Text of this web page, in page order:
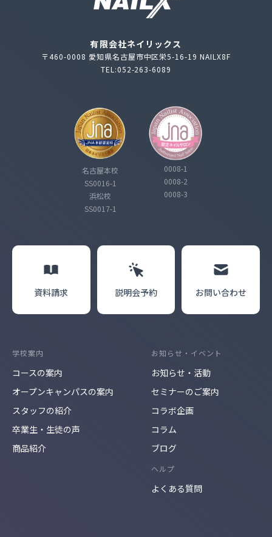
有限会社ネイリックス
〒460-0008 愛知県名古屋市中区栄5-16-19 NAILX8F
TEL:052-263-6089
名古屋本校
SS0016-1
浜松校
SS0017-1
0008-1
0008-2
0008-3
資料請求 説明会予約 お問い合わせ
学校案内
コースの案内
オープンキャンパスの案内
スタッフの紹介
卒業生・生徒の声
商品紹介
お知らせ・イベント
お知らせ・活動
セミナーのご案内
コラボ企画
コラム
ブログ
ヘルプ
よくある質問